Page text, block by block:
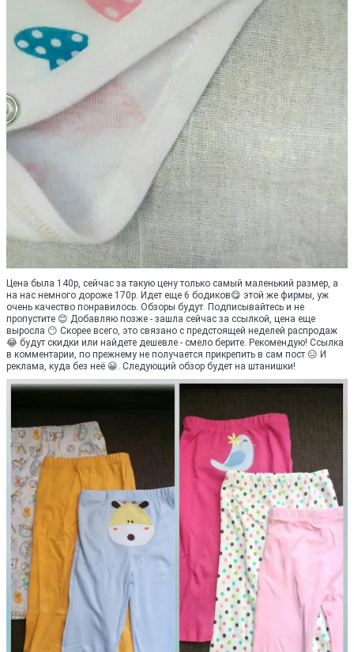
Цена была 140р, сейчас за такую цену только самый маленький размер, а
на нас немного дороже 170р. Идет еще 6 бодиков😋 этой же фирмы, уж
очень качество понравилось. Обзоры будут. Подписывайтесь и не
пропустите 😊 Добавляю позже - зашла сейчас за ссылкой, цена еще
выросла 😶 Скорее всего, это связано с предстоящей неделей распродаж
😂 будут скидки или найдете дешевле - смело берите. Рекомендую! Ссылка
в комментарии, по прежнему не получается прикрепить в сам пост 😑 И
реклама, куда без неё 😀. Следующий обзор будет на штанишки!